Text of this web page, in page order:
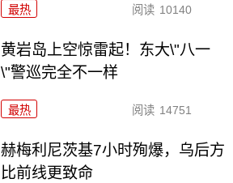
最热 阅读 10140
黄岩岛上空惊雷起！东大\"八一
\"警巡完全不一样
最热 阅读 14751
赫梅利尼茨基7小时殉爆，乌后方
比前线更致命